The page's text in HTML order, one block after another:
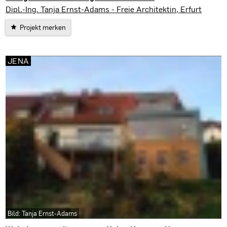
Erfurt
Dipl.-Ing. Tanja Ernst-Adams - Freie Architektin, Erfurt
Projekt merken
JENA
Bild: Tanja Ernst-Adams